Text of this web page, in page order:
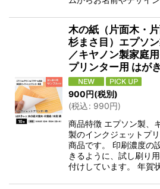
木の紙（片面木・
杉まさ目）エプソ
／キヤノン製家庭
プリンター用 はが
900円(税別)
(税込: 990円)
商品特徴 エプソン製、
製のインクジェットプ
商品です。 印刷濃度の
きるように、試し刷り
付けしています。 年賀